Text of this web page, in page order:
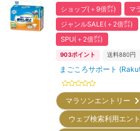
ショップ(＋9倍㌽)
マ
ジャンルSALE(＋2倍㌽)
SPU(＋2倍㌽)
903ポイント 送料880円
まごころサポート
マラソンエントリー
ウェブ検索利用エン